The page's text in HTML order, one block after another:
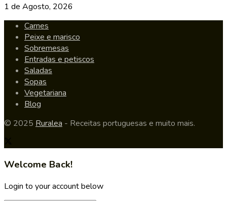
1 de Agosto, 2026
Carnes
Peixe e marisco
Sobremesas
Entradas e petiscos
Saladas
Sopas
Vegetariana
Blog
© 2025 Ruralea - Receitas portuguesas e muito mais.
Welcome Back!
Login to your account below